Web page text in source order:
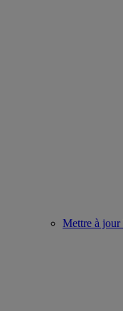
Mettre à